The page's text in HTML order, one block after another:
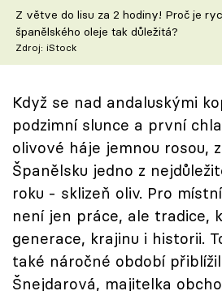
Těhotnej kuchař
Sledujte prima+
Přihlášení
Sledujte nás
Z větve do lisu za 2 hodiny! Proč je
španělského oleje tak důležitá?
Zdroj: iStock
Když se nad andaluskými
podzimní slunce a první
olivové háje jemnou rosou,
Španělsku jedno z
roku - sklizeň oliv. Pro
není jen práce, ale tradice,
generace, krajinu i historii.
také náročné období
Šnejdarová, majitelka